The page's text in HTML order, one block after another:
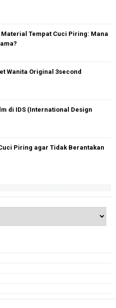
Tempat Cuci Piring: Mana
Wanita Original 3second
di IDS (International Design
Piring agar Tidak Berantakan